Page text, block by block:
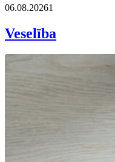
06.08.20261
Veselība